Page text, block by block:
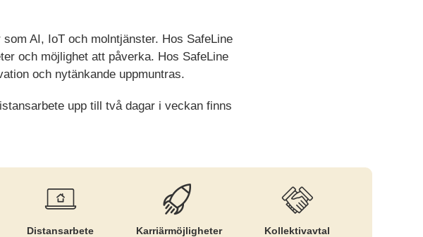
AI, IoT och molntjänster. Hos SafeLine
och möjlighet att påverka. Hos SafeLine
och nytänkande uppmuntras.
upp till två dagar i veckan finns
Distansarbete Karriär­möjligheter Kollektiv­avtal